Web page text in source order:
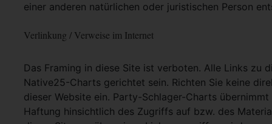
einer anderen natürlichen oder juristischen Person
Verlinkung / Verweise im Internet
Das Framing in diese Site ist verboten. Alle Links zu
Native25-Charts gerichtet sein. Richten Sie keine
dieser Website ein. Party-Schlager-Charts
Haftung hinsichtlich des Zugriffs auf bzw. des